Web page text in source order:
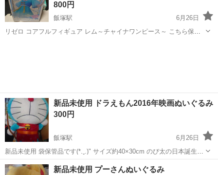
800円
飯塚駅
6月26日
リゼロ コアフルフィギュア レム～チャイナワンピース～ こちら保管
新品未使用 ドラえもん2016年映画ぬいぐるみ
300円
飯塚駅
6月26日
新品未使用 袋保管品です(*.ˬ.)" サイズ約40×30cm のび太の日本誕生
2016年映画ぬいぐるみです！ 古いものですが袋保管していたため色あ
せ老化もなく綺麗でタグも美品です 断捨離中の為出品させて頂きます
福岡 飯塚市 飯塚駅 おもちゃ ドラえもん
新品未使用 プーさんぬいぐるみ